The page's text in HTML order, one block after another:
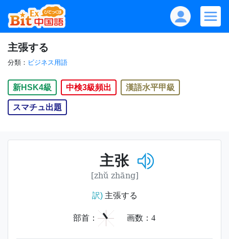
主張する
分類： ビジネス用語
新HSK4級 中検3級頻出 漢語水平甲級
スマチュ出題
主张
[zhǔ zhāng]
訳)主張する
部首： 丶 画数： 4